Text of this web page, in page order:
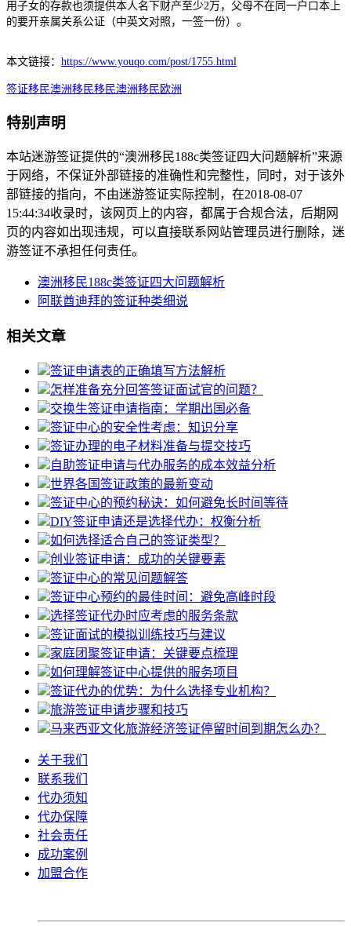
用子女的存款也须提供本人名下财产至少2万，父母不在同一户口本上
的要开亲属关系公证（中英文对照，一签一份）。
本文链接： https://www.youqo.com/post/1755.html
签证移民澳洲移民移民澳洲移民欧洲
特别声明
本站迷游签证提供的“澳洲移民188c类签证四大问题解析”来源
于网络，不保证外部链接的准确性和完整性，同时，对于该外
部链接的指向，不由迷游签证实际控制，在2018-08-07
15:44:34收录时，该网页上的内容，都属于合规合法，后期网
页的内容如出现违规，可以直接联系网站管理员进行删除，迷
游签证不承担任何责任。
澳洲移民188c类签证四大问题解析
阿联酋迪拜的签证种类细说
相关文章
签证申请表的正确填写方法解析
怎样准备充分回答签证面试官的问题？
交换生签证申请指南：学期出国必备
签证中心的安全性考虑：知识分享
签证办理的电子材料准备与提交技巧
自助签证申请与代办服务的成本效益分析
世界各国签证政策的最新变动
签证中心的预约秘诀：如何避免长时间等待
DIY签证申请还是选择代办：权衡分析
如何选择适合自己的签证类型？
创业签证申请：成功的关键要素
签证中心的常见问题解答
签证中心预约的最佳时间：避免高峰时段
选择签证代办时应考虑的服务条款
签证面试的模拟训练技巧与建议
家庭团聚签证申请：关键要点梳理
如何理解签证中心提供的服务项目
签证代办的优势：为什么选择专业机构？
旅游签证申请步骤和技巧
马来西亚文化旅游经济签证停留时间到期怎么办？
关于我们
联系我们
代办须知
代办保障
社会责任
成功案例
加盟合作